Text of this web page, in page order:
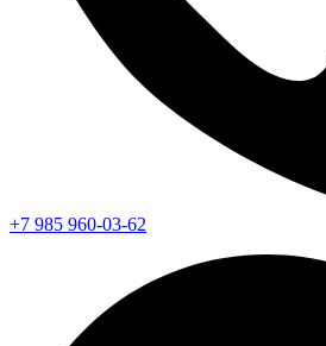
+7 985 960-03-62